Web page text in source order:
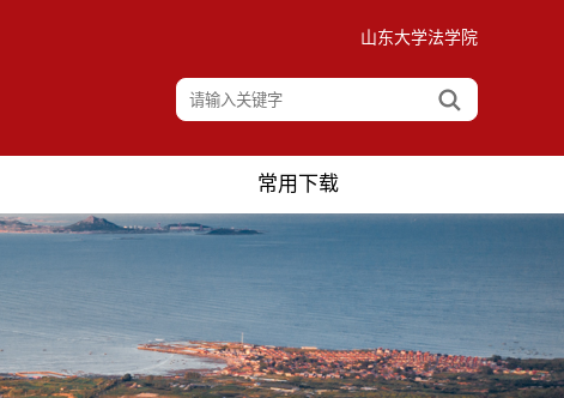
山东大学法学院
常用下载